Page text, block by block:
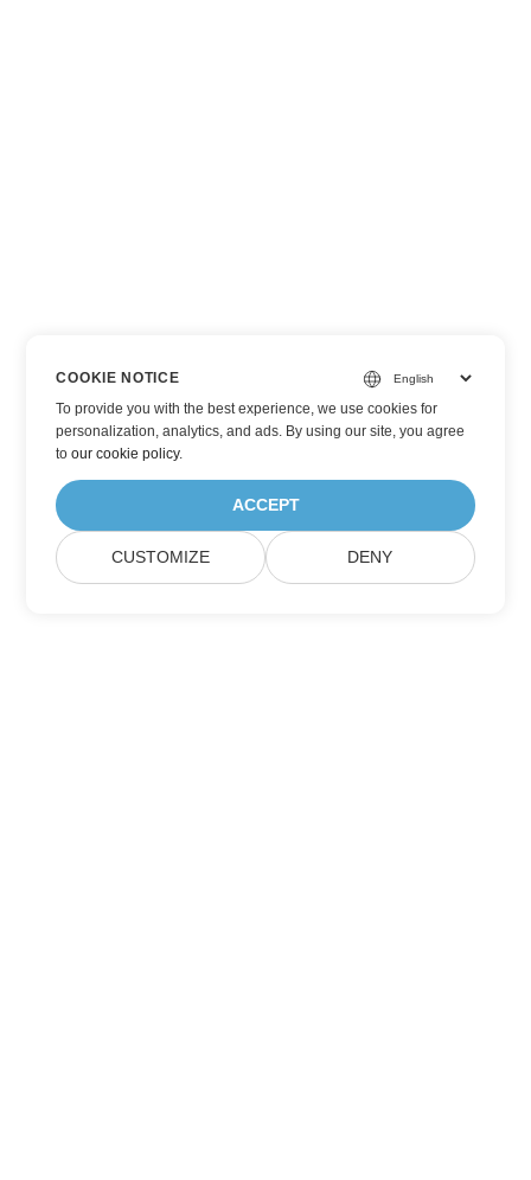
COOKIE NOTICE
To provide you with the best experience, we use cookies for
personalization, analytics, and ads. By using our site, you agree
toour cookie policy.
ACCEPT
CUSTOMIZE DENY